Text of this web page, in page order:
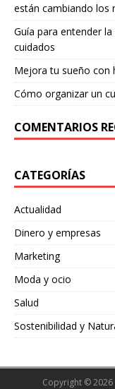
están cambiando los
Guía para entender
cuidados
Mejora tu sueño con
Cómo organizar un
COMENTARIOS
CATEGORÍAS
Actualidad
Dinero y empresas
Marketing
Moda y ocio
Salud
Sostenibilidad y
Copyright ©